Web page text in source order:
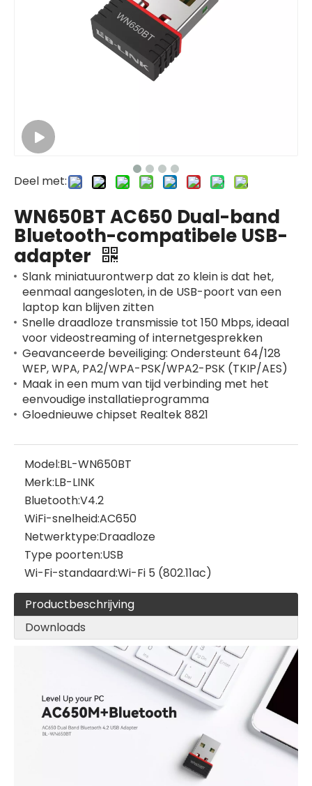
Deel met:
WN650BT AC650 Dual-band
Bluetooth-compatibele USB-
adapter
Slank miniatuurontwerp dat zo klein is dat het,
eenmaal aangesloten, in de USB-poort van een
laptop kan blijven zitten
Snelle draadloze transmissie tot 150 Mbps, ideaal
voor videostreaming of internetgesprekken
Geavanceerde beveiliging: Ondersteunt 64/128
WEP, WPA, PA2/WPA-PSK/WPA2-PSK (TKIP/AES)
Maak in een mum van tijd verbinding met het
eenvoudige installatieprogramma
Gloednieuwe chipset Realtek 8821
Model:BL-WN650BT
Merk:LB-LINK
Bluetooth:V4.2
WiFi-snelheid:AC650
Netwerktype:Draadloze
Type poorten:USB
Wi-Fi-standaard:Wi-Fi 5 (802.11ac)
Productbeschrijving
Downloads